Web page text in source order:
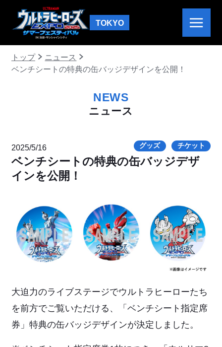
TOKYO
トップ
ニュース
ベンチシートの特典の缶バッジデザインを公開！
NEWS
ニュース
2025/5/16 グッズ チケット
ベンチシートの特典の缶バッジデザ
インを公開！
大迫力のライブステージでウルトラヒーローたち
を前方でご覧いただける、「ベンチシート指定席
券」特典の缶バッジデザインが決定しました。